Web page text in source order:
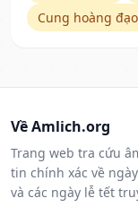
Cung hoàng
Về Amlich.org
Trang web tra cứu
tin chính xác về
và các ngày lễ tết